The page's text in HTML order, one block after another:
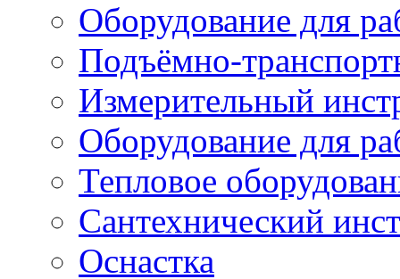
Оборудование для
Подъёмно-
Измерительный
Оборудование для
Тепловое
Сантехнический
Оснастка